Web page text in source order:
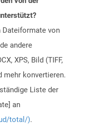
Dateiformate von
andere
XPS, Bild (TIFF,
mehr konvertieren.
Liste der
an
total/).